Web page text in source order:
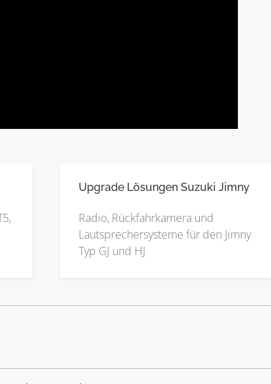
Upgrade Lösungen Suzuki Jimny
Radio, Rückfahrkamera und
Lautsprechersysteme für den Jimny
Typ GJ und HJ